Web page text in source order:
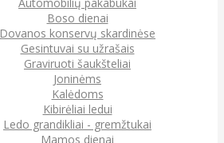
Boso dienai
Dovanos konservų skardinėse
Gesintuvai su užrašais
Graviruoti šaukšteliai
Joninėms
Kalėdoms
Kibirėliai ledui
Ledo grandikliai - gremžtukai
Mamos dienai